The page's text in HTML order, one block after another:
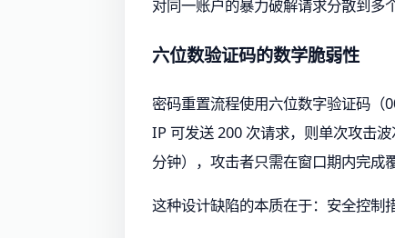
对同一账户的暴力破解请求分散到多
六位数验证码的数学脆弱性
密码重置流程使用六位数字验证码（
IP 可发送 200 次请求，则单次攻击
分钟），攻击者只需在窗口期内完成
这种设计缺陷的本质在于：安全控制